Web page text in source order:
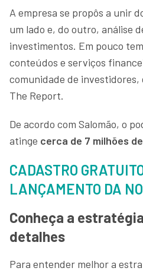
A empresa se propôs a unir
um lado e, do outro, análise
investimentos. Em pouco
conteúdos e serviços
comunidade de
The Report.
De acordo com Salomão, o
atinge cerca de 7 milhões
CADASTRO
LANÇAMENTO DA
Conheça a
detalhes
Para entender melhor a